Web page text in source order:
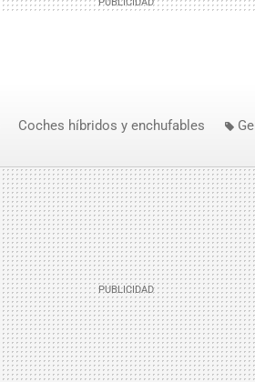
Coches híbridos y enchufables